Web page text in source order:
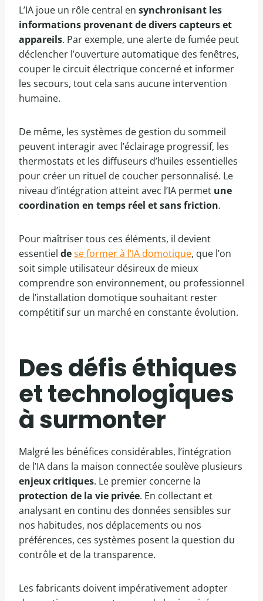
L’IA joue un rôle central en synchronisant les
informations provenant de divers capteurs et
appareils. Par exemple, une alerte de fumée peut
déclencher l’ouverture automatique des fenêtres,
couper le circuit électrique concerné et informer
les secours, tout cela sans aucune intervention
humaine.
De même, les systèmes de gestion du sommeil
peuvent interagir avec l’éclairage progressif, les
thermostats et les diffuseurs d’huiles essentielles
pour créer un rituel de coucher personnalisé. Le
niveau d’intégration atteint avec l’IA permet une
coordination en temps réel et sans friction.
Pour maîtriser tous ces éléments, il devient
essentiel dese former à l’IA domotique, que l’on
soit simple utilisateur désireux de mieux
comprendre son environnement, ou professionnel
de l’installation domotique souhaitant rester
compétitif sur un marché en constante évolution.
Des défis éthiques
et technologiques
à surmonter
Malgré les bénéfices considérables, l’intégration
de l’IA dans la maison connectée soulève plusieurs
enjeux critiques. Le premier concerne la
protection de la vie privée. En collectant et
analysant en continu des données sensibles sur
nos habitudes, nos déplacements ou nos
préférences, ces systèmes posent la question du
contrôle et de la transparence.
Les fabricants doivent impérativement adopter